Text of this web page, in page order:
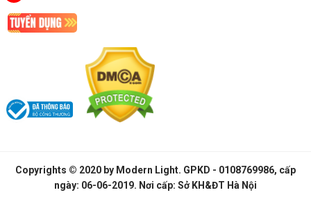
Copyrights © 2020 by Modern Light. GPKD - 0108769986, cấp
ngày: 06-06-2019. Nơi cấp: Sở KH&ĐT Hà Nội